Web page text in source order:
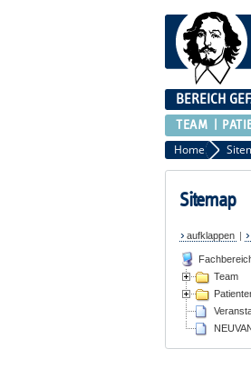
BEREICH
TEAM
Home
Sitemap
aufklappen |
Team